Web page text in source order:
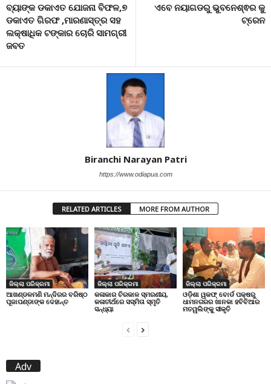
ବ୍ୟାଙ୍କ ଡକାଏତ ଯୋଜନା ବିଫଳ,୭
ଡକାଏତ ଗିରଫ ,ମାରଣାସ୍ତ୍ର ସହ
ଲକ୍ଷାଧିକ ଟଙ୍କାର ଚୋରି ସାମଗ୍ରୀ
ଜବତ
ଏବେ ନୟାଗଡରୁ ଭୁବନେଶ୍ଵର କୁ
ଟ୍ରେନ
Biranchi Narayan Patri
https://www.odiapua.com
RELATED ARTICLES MORE FROM AUTHOR
ଜିଲ୍ଲା ପରିକ୍ରମା
ଆଖଣ୍ଡଳମଣି ମନ୍ଦିରର ବରିଷ୍ଠ
ପୂଜାପଣ୍ଡାଙ୍କ ଦେହାନ୍ତ
ଜିଲ୍ଲା ପରିକ୍ରମା
କଳାକାର ଚିରକାଳ ସ୍ମରଣୀୟ,
କଳାତୀର୍ଥରେ ସସ୍ମିତା ସ୍ମୃତି
ସନ୍ଧ୍ୟା
ଜିଲ୍ଲା ପରିକ୍ରମା
ଓଡ଼ିଶା ୱକଫ୍ ବୋର୍ଡ ପକ୍ଷରୁ
ଧାମନଗରର ଖାନକା ହବିବିଆର
ମତୱଲିଙ୍କୁ ସୀକୃତି
Adv